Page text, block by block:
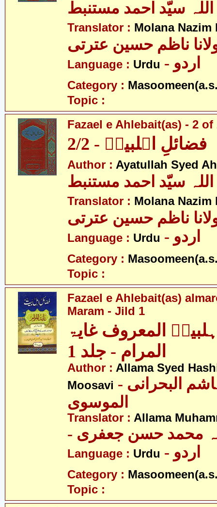
سیّد احمد مستنبط
Translator : Molana
ناظم حسین عترتی
Language : Urdu - اردو
Category :
Topic :
Fazael e Ahlebait(as) - 2 of
فضائلِ اہلبیتؑ - 2/2
Author : Ayatullah Syed
سیّد احمد مستنبط
Translator : Molana
ناظم حسین عترتی
Language : Urdu - اردو
Category :
Topic :
Fazael e Ahlebait(as)
Maram - Jild 1
المعروف غایۃ
المرام - جلد 1
Author : Allama Syed
Moosavi - علامہ سید ہاشم البحرانی
الموسوی
Translator : Allama
محمد حسن جعفری
Language : Urdu - اردو
Category :
Topic :